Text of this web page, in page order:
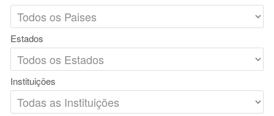
Estados
Instituições